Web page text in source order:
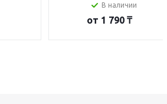
В наличии
от 1 790 ₸